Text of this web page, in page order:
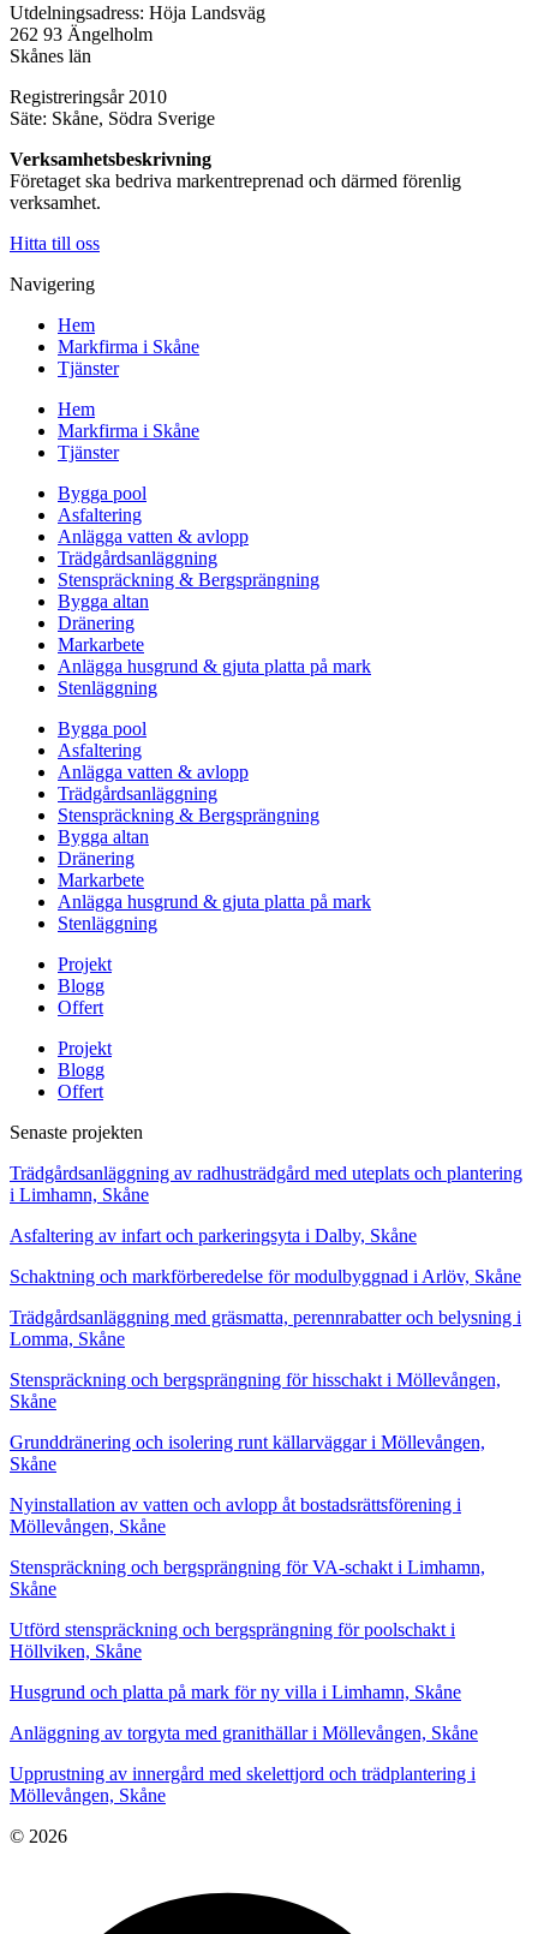
Utdelningsadress: Höja Landsväg
262 93 Ängelholm
Skånes län
Registreringsår 2010
Säte: Skåne, Södra Sverige
Verksamhetsbeskrivning
Företaget ska bedriva markentreprenad och därmed förenlig
verksamhet.
Hitta till oss
Navigering
Hem
Markfirma i Skåne
Tjänster
Hem
Markfirma i Skåne
Tjänster
Bygga pool
Asfaltering
Anlägga vatten & avlopp
Trädgårdsanläggning
Stenspräckning & Bergsprängning
Bygga altan
Dränering
Markarbete
Anlägga husgrund & gjuta platta på mark
Stenläggning
Bygga pool
Asfaltering
Anlägga vatten & avlopp
Trädgårdsanläggning
Stenspräckning & Bergsprängning
Bygga altan
Dränering
Markarbete
Anlägga husgrund & gjuta platta på mark
Stenläggning
Projekt
Blogg
Offert
Projekt
Blogg
Offert
Senaste projekten
Trädgårdsanläggning av radhusträdgård med uteplats och plantering
i Limhamn, Skåne
Asfaltering av infart och parkeringsyta i Dalby, Skåne
Schaktning och markförberedelse för modulbyggnad i Arlöv, Skåne
Trädgårdsanläggning med gräsmatta, perennrabatter och belysning i
Lomma, Skåne
Stenspräckning och bergsprängning för hisschakt i Möllevången,
Skåne
Grunddränering och isolering runt källarväggar i Möllevången,
Skåne
Nyinstallation av vatten och avlopp åt bostadsrättsförening i
Möllevången, Skåne
Stenspräckning och bergsprängning för VA-schakt i Limhamn,
Skåne
Utförd stenspräckning och bergsprängning för poolschakt i
Höllviken, Skåne
Husgrund och platta på mark för ny villa i Limhamn, Skåne
Anläggning av torgyta med granithällar i Möllevången, Skåne
Upprustning av innergård med skelettjord och trädplantering i
Möllevången, Skåne
© 2026